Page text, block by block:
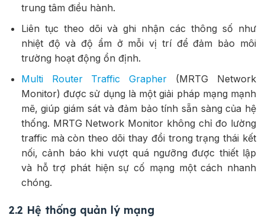
trung tâm điều hành.
Liên tục theo dõi và ghi nhận các thông số như
nhiệt độ và độ ẩm ở mỗi vị trí để đảm bảo môi
trường hoạt động ổn định.
Multi Router Traffic Grapher (MRTG Network
Monitor) được sử dụng là một giải pháp mạng mạnh
mẽ, giúp giám sát và đảm bảo tính sẵn sàng của hệ
thống. MRTG Network Monitor không chỉ đo lường
traffic mà còn theo dõi thay đổi trong trạng thái kết
nối, cảnh báo khi vượt quá ngưỡng được thiết lập
và hỗ trợ phát hiện sự cố mạng một cách nhanh
chóng.
2.2 Hệ thống quản lý mạng